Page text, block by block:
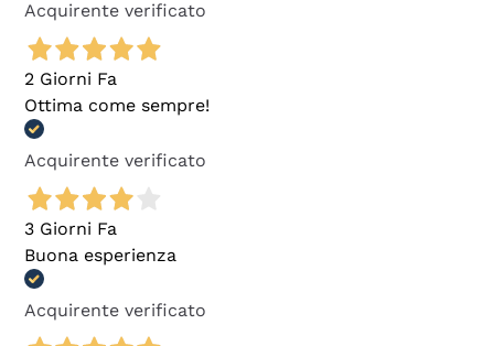
Acquirente verificato
2 Giorni Fa
Ottima come sempre!
Acquirente verificato
3 Giorni Fa
Buona esperienza
Acquirente verificato